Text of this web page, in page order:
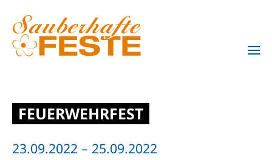
Zum Hauptinhalt springen
FEUERWEHRFEST
23.09.2022 – 25.09.2022